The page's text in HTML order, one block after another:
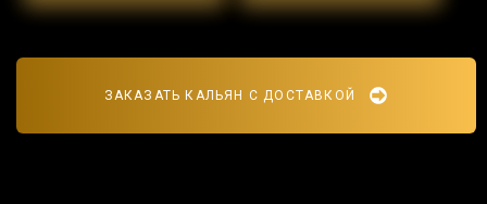
ЗАКАЗАТЬ КАЛЬЯН С ДОСТАВКОЙ